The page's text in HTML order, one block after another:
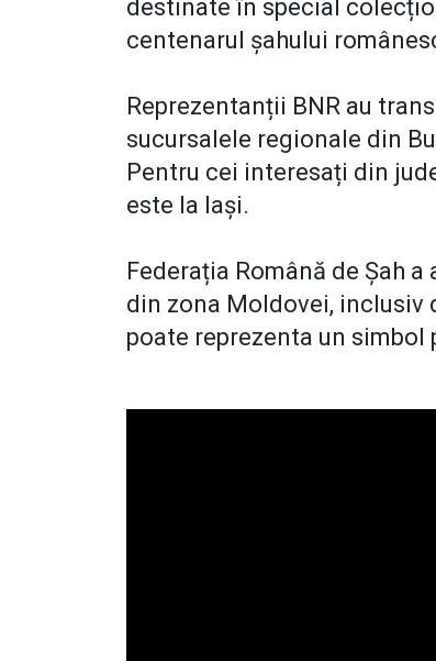
destinate în special
centenarul șahului
Reprezentanții BNR au
sucursalele regionale din
Pentru cei interesați din
este la Iași.
Federația Română de Șah
din zona Moldovei, inclusiv
poate reprezenta un